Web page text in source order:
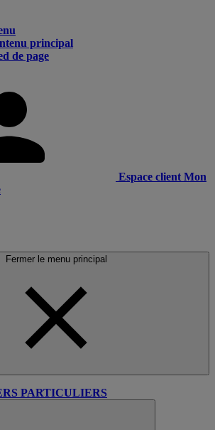
principal
de page
Espace client Mon
Fermer le menu principal
PARTICULIERS